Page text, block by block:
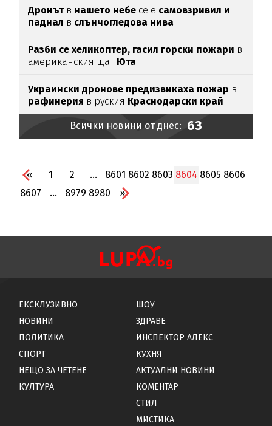
Дронътв нашето небе се е самовзривил и
паднал в слънчогледова нива
Разби се хеликоптер, гасил горски пожари в
американския щат Юта
Украински дронове предизвикаха пожар в
рафинерия в руския Краснодарски край
Всички новини от днес: 63
« 1 2 ... 8601 8602 8603 8604 8605 8606
8607
... 8979 8980 »
ЕКСКЛУЗИВНО
НОВИНИ
ПОЛИТИКА
СПОРТ
НЕЩО ЗА ЧЕТЕНЕ
КУЛТУРА
ШОУ
ЗДРАВЕ
ИНСПЕКТОР АЛЕКС
КУХНЯ
АКТУАЛНИ НОВИНИ
КОМЕНТАР
СТИЛ
МИСТИКА